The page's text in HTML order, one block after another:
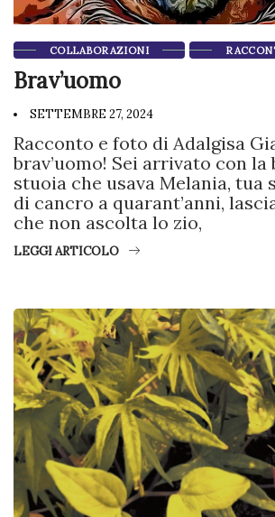
COLLABORAZIONI
Brav’uomo
SETTEMBRE 27, 2024
Racconto e foto di Adalgisa
brav’uomo! Sei arrivato con la
stuoia che usava Melania, tua
di cancro a quarant’anni,
che non ascolta lo zio,
LEGGI ARTICOLO